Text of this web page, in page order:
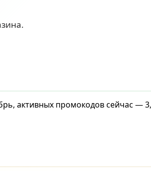
активных промокодов сейчас —